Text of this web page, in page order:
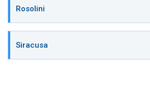
Rosolini
Siracusa